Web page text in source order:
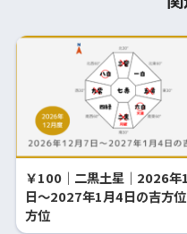
￥100｜二黒土星｜2026年
日～2027年1月4日の吉方
方位